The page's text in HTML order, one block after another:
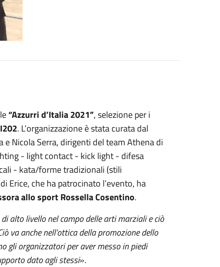
“Azzurri d’Italia 2021”, selezione per i
. L’organizzazione è stata curata dal
Nicola Serra, dirigenti del team Athena di
- light contact - kick light - difesa
- kata/forme tradizionali (stili
Erice, che ha patrocinato l’evento, ha
allo sport Rossella Cosentino.
alto livello nel campo delle arti marziali e ciò
va anche nell’ottica della promozione dello
gli organizzatori per aver messo in piedi
dato agli stessi».